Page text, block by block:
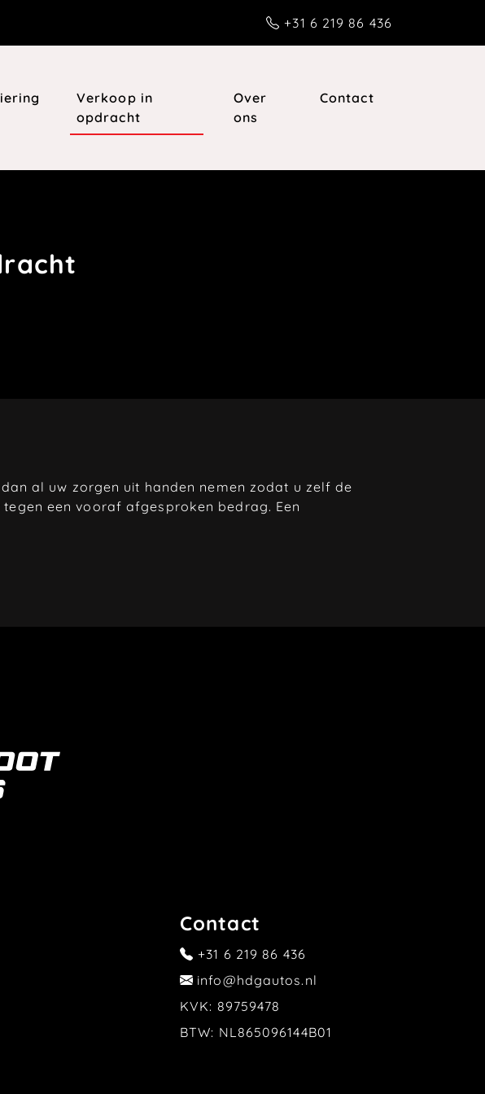
+31 6 219 86 436
Verkoop in
opdracht
Over
ons
Contact
al uw zorgen uit handen nemen zodat u zelf de
een vooraf afgesproken bedrag. Een
Contact
+31 6 219 86 436
info@hdgautos.nl
KVK: 89759478
BTW: NL865096144B01